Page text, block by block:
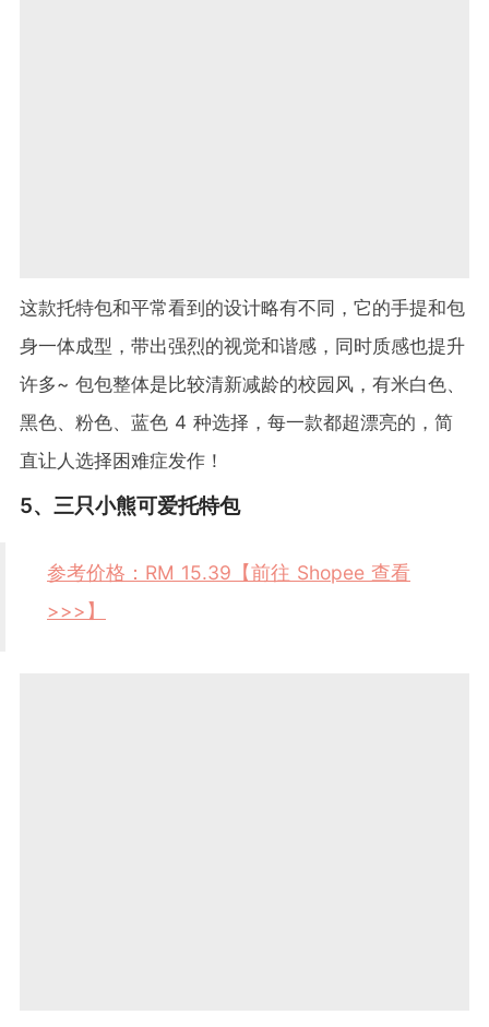
这款托特包和平常看到的设计略有不同，它的手提和包
身一体成型，带出强烈的视觉和谐感，同时质感也提升
许多~ 包包整体是比较清新减龄的校园风，有米白色、
黑色、粉色、蓝色 4 种选择，每一款都超漂亮的，简
直让人选择困难症发作！
5、三只小熊可爱托特包
参考价格：RM 15.39【前往 Shopee 查看
>>>】